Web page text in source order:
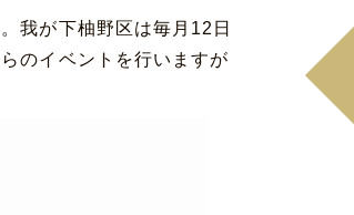
我が下柚野区は毎月12日
のイベントを行いますが